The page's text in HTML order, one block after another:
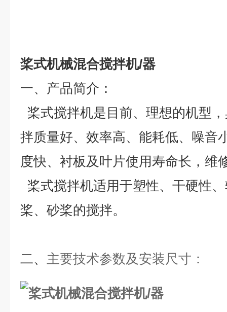
桨式机械混合搅拌机/器
一、 产品简介：
桨式搅拌机是目前、理想的机型
拌质量好、效率高、能耗低、噪音
度快、衬板及叶片使用寿命长，维
桨式搅拌机适用于塑性、干硬性
桨、砂桨的搅拌。
二、 主要技术参数及安装尺寸 ：